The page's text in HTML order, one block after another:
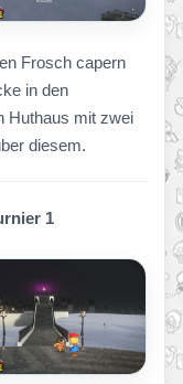
Frosch capern
in den
Huthaus mit zwei
diesem.
1